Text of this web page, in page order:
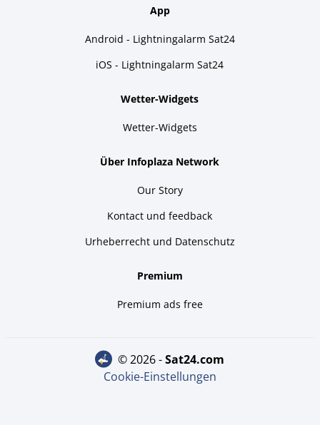
App
Android - Lightningalarm Sat24
iOS - Lightningalarm Sat24
Wetter-Widgets
Wetter-Widgets
Über Infoplaza Network
Our Story
Kontact und feedback
Urheberrecht und Datenschutz
Premium
Premium ads free
© 2026 - sat24.com
Cookie-Einstellungen